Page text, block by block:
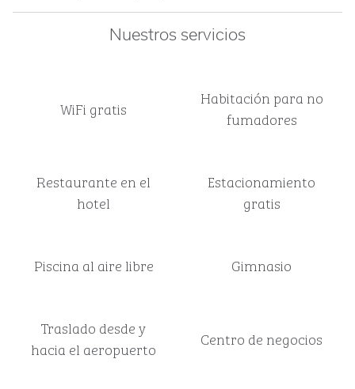
Nuestros servicios
WiFi gratis
Habitación para no
fumadores
Restaurante en el
hotel
Estacionamiento
gratis
Piscina al aire libre Gimnasio
Traslado desde y
hacia el aeropuerto
Centro de negocios